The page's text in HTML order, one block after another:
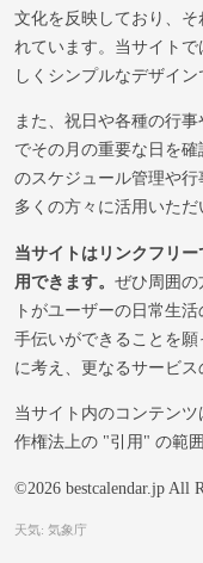
文化を反映しており、
れています。当サイト
しくシンプルなデザイ
また、祝日や各種の行
でその月の重要な日を
のスケジュール管理や行
多くの方々に活用いただ
当サイトはリンクフリ
用できます。 ぜひ周囲の
トがユーザーの日常生
手伝いができることを
に考え、更なるサービス
当サイト内のコンテン
作権法上の "引用" の範
©2026 bestcalendar.jp All
天気: 気象庁